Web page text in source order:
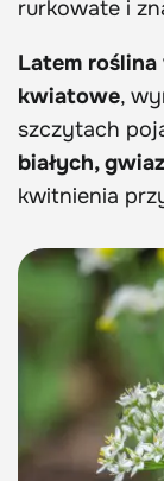
rurkowate i
Latem
kwiatowe,
szczytach
białych,
kwitnienia